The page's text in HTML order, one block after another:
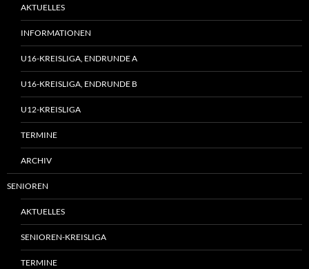
AKTUELLES
INFORMATIONEN
U16-KREISLIGA, ENDRUNDE A
U16-KREISLIGA, ENDRUNDE B
U12-KREISLIGA
TERMINE
ARCHIV
SENIOREN
AKTUELLES
SENIOREN-KREISLIGA
TERMINE